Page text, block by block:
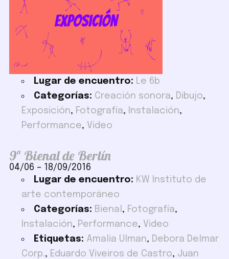
Lugar de encuentro: Le 6b
Categorías: Creación sonora, Dibujo,
Exposición, Fotografía, Instalación,
Performance, Video
9ª Bienal de Berlín
04/06 – 18/09/2016
Lugar de encuentro: KW Instituto de
arte contemporáneo
Categorías: Bienal , Fotografía,
Instalación, Performance, Video
Etiquetas: Amalia Ulman, Debora Delmar
Corp., Eduardo Viveiros de Castro, Juan